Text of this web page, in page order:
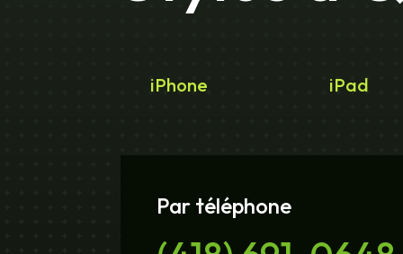
iPhone iPad
Par téléphone